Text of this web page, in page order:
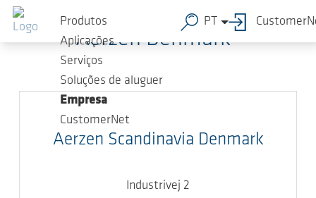
Ir para o conteúdo principal
Produtos
Aplicações
Serviços
Soluções de aluguer
Empresa
CustomerNet
PT
Aerzen Denmark
Aerzen Scandinavia Denmark
Industrivej 2